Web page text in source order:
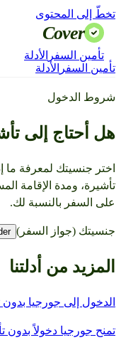
تخطّ إلى المحتوى
Cover
تأمين السفر الأدلة
تأمين السفر الأدلة
شروط الدخول
هل أحتاج إلى
اختر جنسيتك لمعرفة ما
تأشيرة، ومدة الإقامة
على السفر بالنسبة لك.
جنسيتك (جواز السفر)
المزيد من أدلتنا
الدخول إلى جورجيا
تمنح جورجيا دخولاً